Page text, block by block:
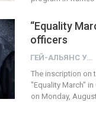
“Equality
officers
ГЕЙ-АЛЬЯНС УКРАИНА
The inscription on
"Equality March"
on Monday,